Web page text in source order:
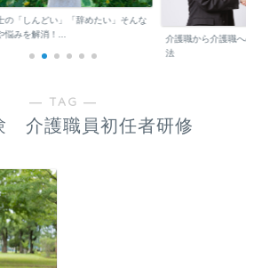
の「しんどい」「辞めたい」そんな
悩みを解消！...
介護職から介護職への
法
― TAG ―
介護職員初任者研修